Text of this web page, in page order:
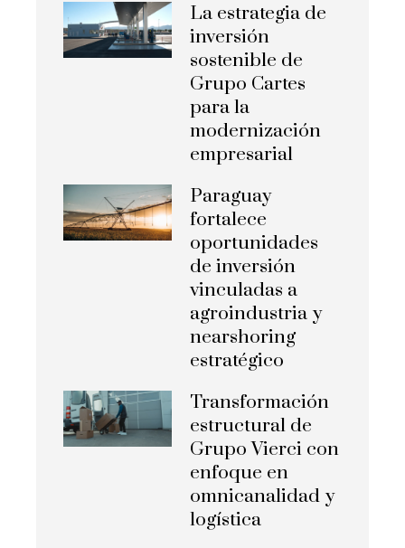
La estrategia de
inversión
sostenible de
Grupo Cartes
para la
modernización
empresarial
Paraguay
fortalece
oportunidades
de inversión
vinculadas a
agroindustria y
nearshoring
estratégico
Transformación
estructural de
Grupo Vierci con
enfoque en
omnicanalidad y
logística